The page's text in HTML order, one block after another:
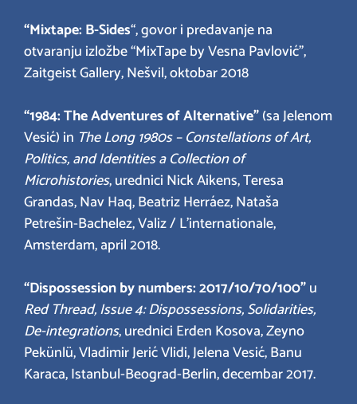
“Mixtape: B-Sides“, govor i predavanje na
otvaranju izložbe “MixTape by Vesna Pavlović”,
Zaitgeist Gallery, Nešvil, oktobar 2018
“1984: The Adventures of Alternative”(sa Jelenom
Vesić) in The Long 1980s – Constellations of Art,
Politics, and Identities a Collection of
Microhistories, urednici Nick Aikens, Teresa
Grandas, Nav Haq, Beatriz Herráez, Nataša
Petrešin-Bachelez, Valiz / L’internationale,
Amsterdam, april 2018.
“Dispossession by numbers: 2017/10/70/100”u
Red Thread, Issue 4: Dispossessions, Solidarities,
De-integrations, urednici Erden Kosova, Zeyno
Pekünlü, Vladimir Jerić Vlidi, Jelena Vesić, Banu
Karaca, Istanbul-Beograd-Berlin, decembar 2017.